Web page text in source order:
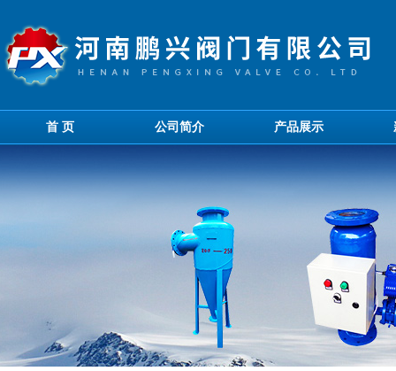
首 页 公司简介 产品展示